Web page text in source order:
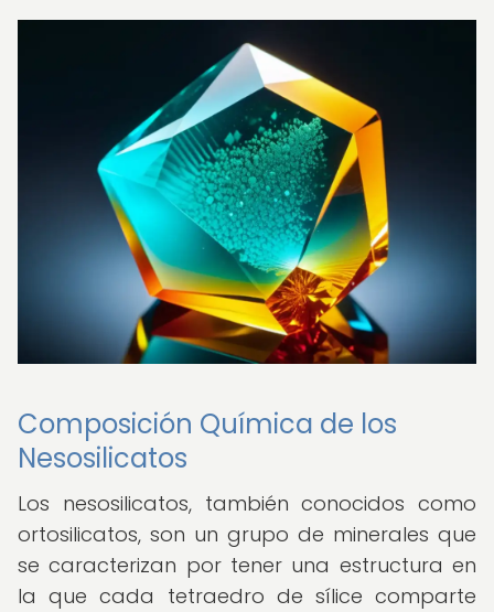
Composición Química de los
Nesosilicatos
Los nesosilicatos, también conocidos como
ortosilicatos, son un grupo de minerales que
se caracterizan por tener una estructura en
la que cada tetraedro de sílice comparte